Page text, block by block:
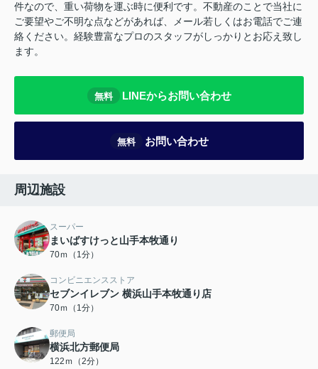
件なので、重い荷物を運ぶ時に便利です。不動産のことで当社に
ご要望やご不明な点などがあれば、メール若しくはお電話でご連
絡ください。経験豊富なプロのスタッフがしっかりとお応え致し
ます。
無料 LINEからお問い合わせ
無料 お問い合わせ
周辺施設
スーパー
まいばすけっと山手本牧通り
70ｍ（1分）
コンビニエンスストア
セブンイレブン 横浜山手本牧通り店
70ｍ（1分）
郵便局
横浜北方郵便局
122ｍ（2分）